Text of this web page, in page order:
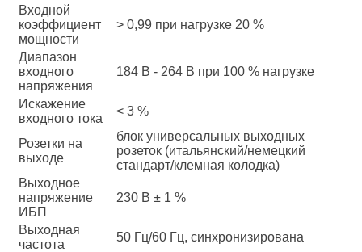
Входной
коэффициент
мощности
> 0,99 при нагрузке 20 %
Диапазон
входного
напряжения
184 В - 264 В при 100 % нагрузке
Искажение
входного тока
< 3 %
Розетки на
выходе
блок универсальных выходных
розеток (итальянский/немецкий
стандарт/клемная колодка)
Выходное
напряжение
ИБП
230 В ± 1 %
Выходная
частота
50 Гц/60 Гц, синхронизирована